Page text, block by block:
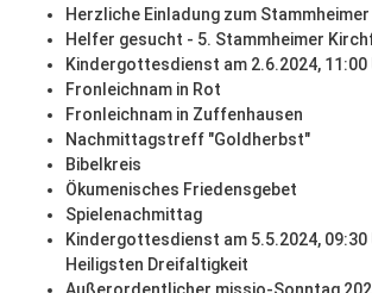
Herzliche Einladung zum
Helfer gesucht - 5. Stammheimer
Kindergottesdienst am 2.6.2024, 11:00
Fronleichnam in Rot
Fronleichnam in Zuffenhausen
Nachmittagstreff "Goldherbst"
Bibelkreis
Ökumenisches Friedensgebet
Spielenachmittag
Kindergottesdienst am 5.5.2024, 09:30
Heiligsten Dreifaltigkeit